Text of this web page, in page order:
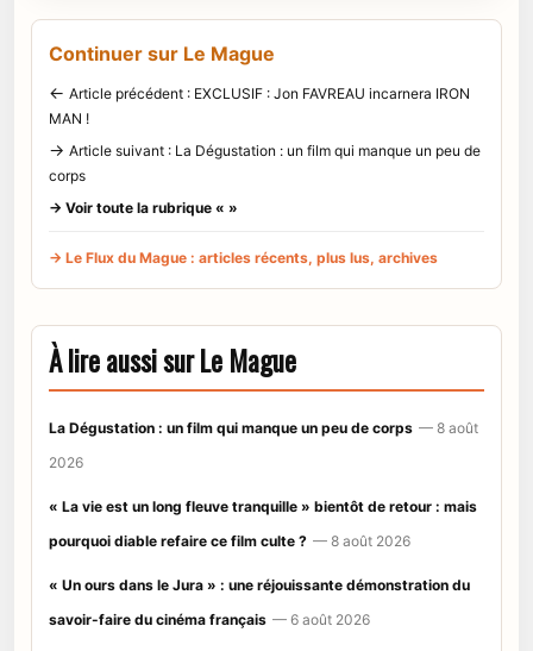
Continuer sur Le Mague
← Article précédent : EXCLUSIF : Jon FAVREAU incarnera IRON
MAN !
→ Article suivant : La Dégustation : un film qui manque un peu de
corps
→ Voir toute la rubrique « »
→ Le Flux du Mague : articles récents, plus lus, archives
À lire aussi sur Le Mague
La Dégustation : un film qui manque un peu de corps — 8 août
2026
« La vie est un long fleuve tranquille » bientôt de retour : mais
pourquoi diable refaire ce film culte ? — 8 août 2026
« Un ours dans le Jura » : une réjouissante démonstration du
savoir-faire du cinéma français — 6 août 2026